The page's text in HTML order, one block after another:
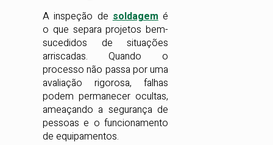
A inspeção desoldagemé
o que separa projetos bem-
sucedidos de situações
arriscadas. Quando o
processo não passa por uma
avaliação rigorosa, falhas
podem permanecer ocultas,
ameaçando a segurança de
pessoas e o funcionamento
de equipamentos.